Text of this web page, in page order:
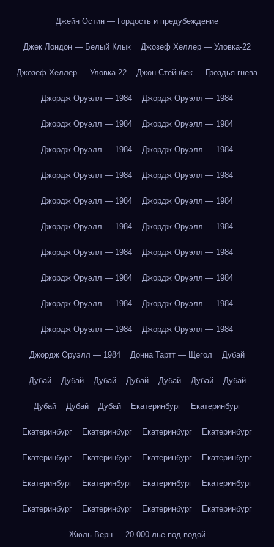
Джейн Остин — Гордость и предубеждение
Джек Лондон — Белый Клык Джозеф Хеллер — Уловка-22
Джозеф Хеллер — Уловка-22 Джон Стейнбек — Гроздья гнева
Джордж Оруэлл — 1984 Джордж Оруэлл — 1984
Джордж Оруэлл — 1984 Джордж Оруэлл — 1984
Джордж Оруэлл — 1984 Джордж Оруэлл — 1984
Джордж Оруэлл — 1984 Джордж Оруэлл — 1984
Джордж Оруэлл — 1984 Джордж Оруэлл — 1984
Джордж Оруэлл — 1984 Джордж Оруэлл — 1984
Джордж Оруэлл — 1984 Джордж Оруэлл — 1984
Джордж Оруэлл — 1984 Джордж Оруэлл — 1984
Джордж Оруэлл — 1984 Джордж Оруэлл — 1984
Джордж Оруэлл — 1984 Джордж Оруэлл — 1984
Джордж Оруэлл — 1984 Донна Тартт — Щегол Дубай
Дубай Дубай Дубай Дубай Дубай Дубай Дубай
Дубай Дубай Дубай Екатеринбург Екатеринбург
Екатеринбург Екатеринбург Екатеринбург Екатеринбург
Екатеринбург Екатеринбург Екатеринбург Екатеринбург
Екатеринбург Екатеринбург Екатеринбург Екатеринбург
Екатеринбург Екатеринбург Екатеринбург Екатеринбург
Жюль Верн — 20 000 лье под водой